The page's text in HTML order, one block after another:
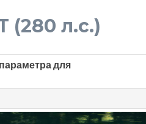
(280 л.с.)
для